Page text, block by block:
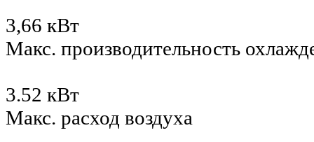
3,66 кВт
Макс. производительность
3.52 кВт
Макс. расход воздуха